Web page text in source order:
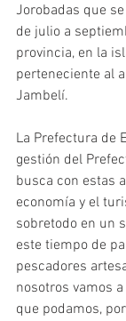
Jorobadas que
de julio a
provincia, en la
perteneciente al
Jambelí.
La Prefectura de
gestión del
busca con estas
economía y el
sobretodo en un
este tiempo de
pescadores
nosotros vamos
que podamos,